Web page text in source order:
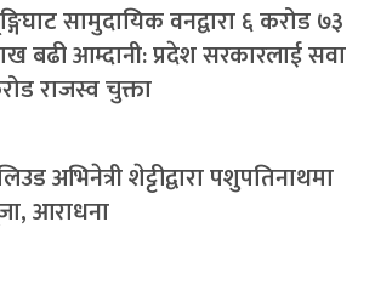
सामुदायिक वनद्वारा ६ करोड ७३
बढी आम्दानी: प्रदेश सरकारलाई सवा
राजस्व चुक्ता
अभिनेत्री शेट्टीद्वारा पशुपतिनाथमा
आराधना